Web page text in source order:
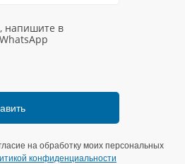
напишите в
на обработку моих персональных
конфиденциальности